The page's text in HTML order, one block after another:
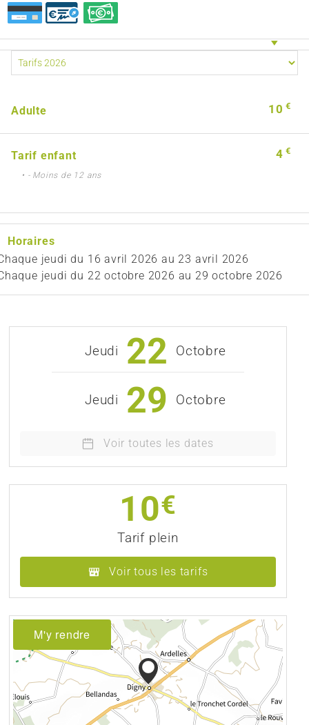
Adulte 10 €
Tarif enfant 4 €
• - Moins de 12 ans
Horaires
jeudi du 16 avril 2026 au 23 avril 2026
jeudi du 22 octobre 2026 au 29 octobre 2026
Jeudi 22 Octobre
Jeudi 29 Octobre
Voir toutes les dates
10€
Tarif plein
Voir tous les tarifs
M'y rendre